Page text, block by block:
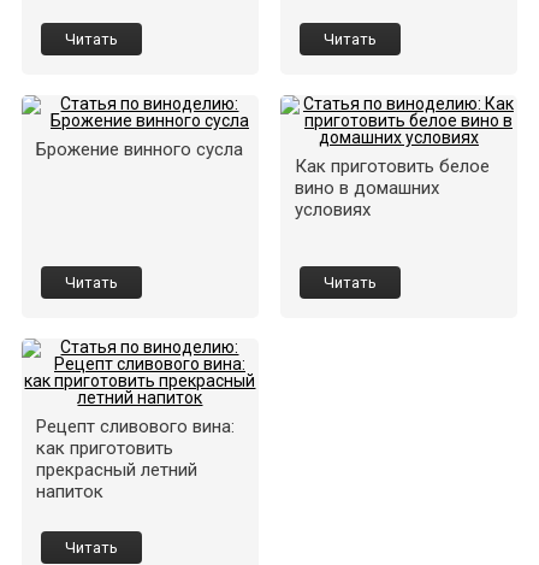
Читать Читать
Брожение винного сусла
Читать
Как приготовить белое
вино в домашних
условиях
Читать
Рецепт сливового вина:
как приготовить
прекрасный летний
напиток
Читать